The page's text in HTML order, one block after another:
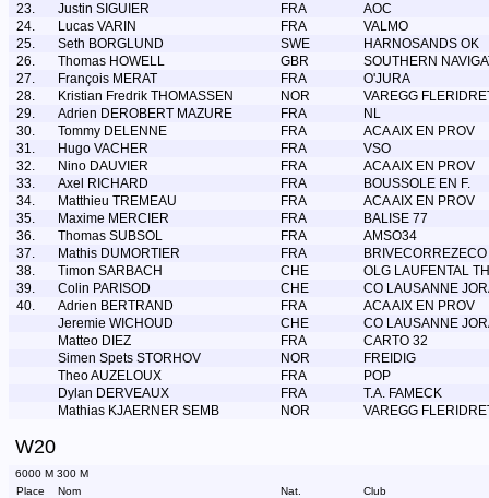
23.
Justin SIGUIER FRA
AOC
24.
Lucas VARIN FRA
VALMO
25.
Seth BORGLUND SWE
HARNOSANDS OK
26.
Thomas HOWELL GBR
SOUTHERN
27.
François MERAT FRA
O'JURA
28.
Kristian Fredrik THOMASSEN NOR
VAREGG
29.
Adrien DEROBERT MAZURE FRA
NL
30.
Tommy DELENNE FRA
ACA AIX EN PROV
31.
Hugo VACHER FRA
VSO
32.
Nino DAUVIER FRA
ACA AIX EN PROV
33.
Axel RICHARD FRA
BOUSSOLE EN F.
34.
Matthieu TREMEAU FRA
ACA AIX EN PROV
35.
Maxime MERCIER FRA
BALISE 77
36.
Thomas SUBSOL FRA
AMSO34
37.
Mathis DUMORTIER FRA
BRIVECORREZECO
38.
Timon SARBACH CHE
OLG LAUFENTAL
39.
Colin PARISOD CHE
CO LAUSANNE
40.
Adrien BERTRAND FRA
ACA AIX EN PROV
Jeremie WICHOUD
CHE
CO LAUSANNE
Matteo DIEZ
FRA
CARTO 32
Simen Spets STORHOV
NOR
FREIDIG
Theo AUZELOUX
FRA
POP
Dylan DERVEAUX
FRA
T.A. FAMECK
Mathias KJAERNER SEMB
NOR VAREGG
W20
6000 M 300 M
Place
Nom Nat. Club